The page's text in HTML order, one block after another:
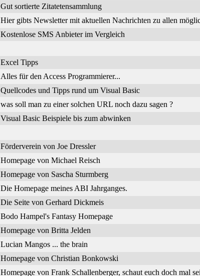
Gut sortierte Zitatetensammlung
Hier gibts Newsletter mit aktuellen Nachrichten zu allen
Kostenlose SMS Anbieter im Vergleich
Excel Tipps
Alles für den Access Programmierer...
Quellcodes und Tipps rund um Visual Basic
was soll man zu einer solchen URL noch dazu sagen ?
Visual Basic Beispiele bis zum abwinken
Förderverein von Joe Dressler
Homepage von Michael Reisch
Homepage von Sascha Sturmberg
Die Homepage meines ABI Jahrganges.
Die Seite von Gerhard Dickmeis
Bodo Hampel's Fantasy Homepage
Homepage von Britta Jelden
Lucian Mangos ... the brain
Homepage von Christian Bonkowski
Homepage von Frank Schallenberger, schaut euch doch mal